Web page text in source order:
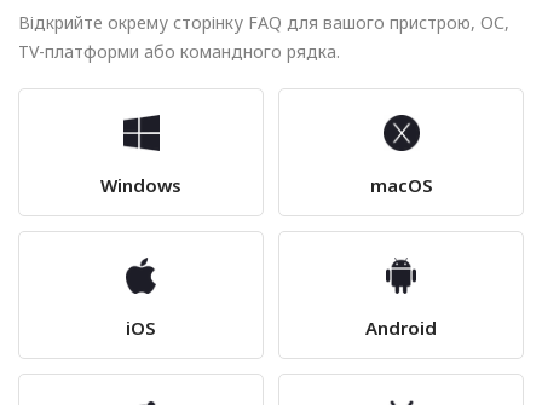
Відкрийте окрему сторінку FAQ для вашого пристрою, ОС,
TV-платформи або командного рядка.
Windows macOS
iOS Android